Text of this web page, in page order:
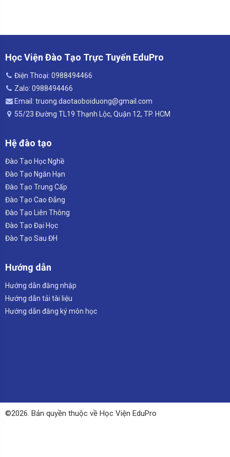
Học Viện Đào Tạo Trực Tuyến EduPro
Điện Thoại: 0988494466
Zalo: 0988494466
Email: truong.daotaoboiduong@gmail.com
55/23 Đường TL19 Thạnh Lộc, Quận 12, TP. HCM
Hệ đào tạo
Đào Tạo Học Nghề
Đào Tạo Ngắn Hạn
Đào Tạo Trung Cấp
Đào Tạo Cao Đẳng
Đào Tạo Liên Thông
Đào Tạo Đại Học
Đào Tạo Sau ĐH
Hướng dẫn
Hướng dẫn đăng nhập
Hướng dẫn tải tài liệu
Hướng dẫn đăng ký môn học
©2026. Bản quyền thuộc về Học Viện EduPro